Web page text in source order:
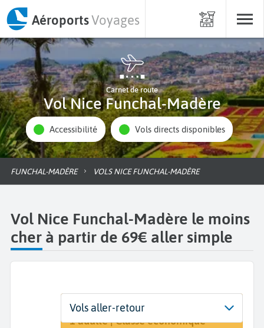
AéroportsVoyages
Carnet de route
Vol Nice Funchal-Madère
Accessibilité Vols directs disponibles
FUNCHAL-MADÈRE VOLS NICE FUNCHAL-MADÈRE
Vol Nice Funchal-Madère le moins
cher à partir de 69€ aller simple
Départ
Nice (NCE)
Dates
Dates de votre voyage
Voyageurs | Classe
1 adulte | Classe économique
Vols aller-retour